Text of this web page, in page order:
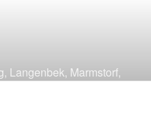
Langenbek, Marmstorf,